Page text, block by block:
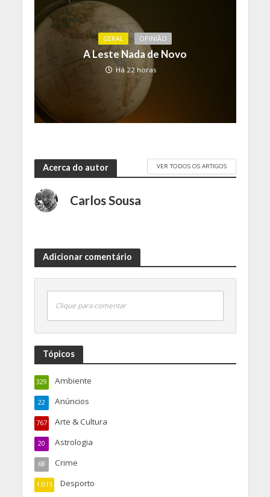
GERAL OPINIÃO
A Leste Nada de Novo
Há 22 horas
Acerca do autor VER TODOS OS ARTIGOS
Carlos Sousa
Adicionar comentário
Clique para comentar
Tópicos
Ambiente
329
Anúncios
22
Arte & Cultura
767
Astrologia
20
Crime
68
Desporto
1.015